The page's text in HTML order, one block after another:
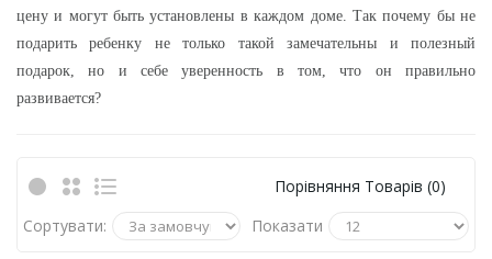
цену и могут быть установлены в каждом доме. Так почему бы не
подарить ребенку не только такой замечательны и полезный
подарок, но и себе уверенность в том, что он правильно
развивается?
Порівняння Товарів (0)
Сортувати:
Показати